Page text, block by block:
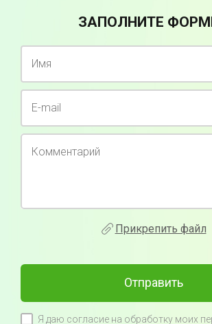
ЗАПОЛНИТЕ
Имя
E-mail
Комментарий
Прикрепить файл
Отправить
Я даю согласие на обработку моих